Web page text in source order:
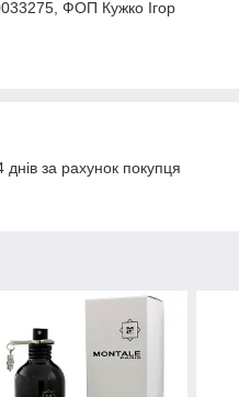
ФОП Кужко Ігор
за рахунок покупця